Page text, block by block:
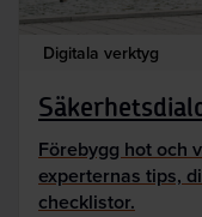
Digitala verktyg
Förebygg hot och
experternas tips,
checklistor.